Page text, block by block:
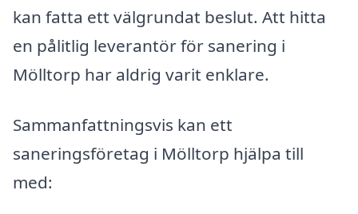
kan fatta ett välgrundat beslut. Att hitta
en pålitlig leverantör för sanering i
Mölltorp har aldrig varit enklare.
Sammanfattningsvis kan ett
saneringsföretag i Mölltorp hjälpa till
med: